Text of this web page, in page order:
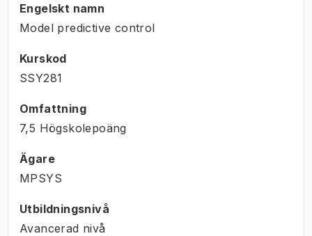
Engelskt namn
Model predictive control
Kurskod
SSY281
Omfattning
7,5 Högskolepoäng
Ägare
MPSYS
Utbildningsnivå
Avancerad nivå